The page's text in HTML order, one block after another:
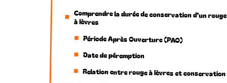
Comprendre la durée de conservation d’un rouge
à lèvres
Période Après Ouverture (PAO)
Date de péremption
Relation entre rouge à lèvres et conservation